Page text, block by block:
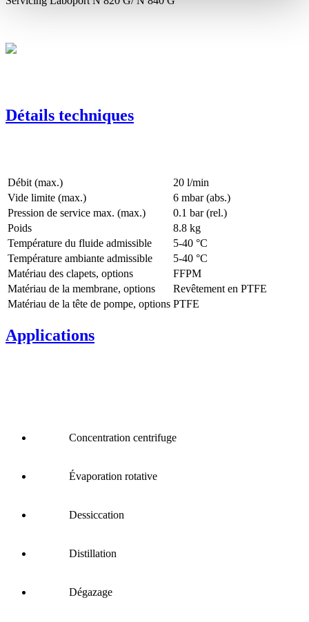
Détails techniques
Débit (max.)
20 l/min
Vide limite (max.)
6 mbar (abs.)
Pression de service max. (max.)
0.1 bar (rel.)
Poids
8.8 kg
Température du fluide admissible
5-40 °C
Température ambiante admissible
5-40 °C
Matériau des clapets, options
FFPM
Matériau de la membrane, options
Revêtement en PTFE
Matériau de la tête de pompe, options PTFE
Applications
Concentration centrifuge
Évaporation rotative
Dessiccation
Distillation
Dégazage